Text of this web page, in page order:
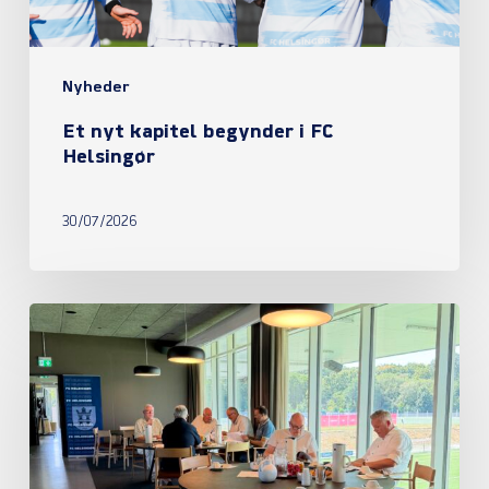
Nyheder
Et nyt kapitel begynder i FC
Helsingør
30/07/2026
Referat
fra
ordinær
generalforsamling
2026